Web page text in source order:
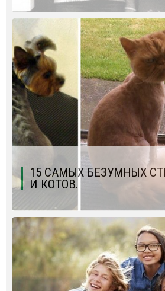
15 САМЫХ БЕЗУМНЫХ
И КОТОВ.